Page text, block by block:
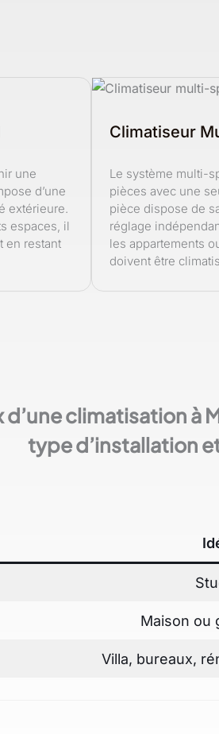
une
d’une
extérieure.
espaces, il
en restant
Climatiseur
Le système multi-
pièces avec une
pièce dispose de
réglage
les appartements
doivent être
d’une climatisation
type d’installation
Maison ou
Villa, bureaux,